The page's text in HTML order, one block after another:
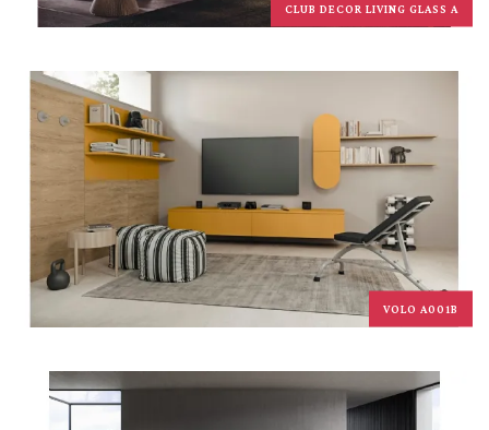
CLUB DECOR LIVING GLASS A
VOLO A001B